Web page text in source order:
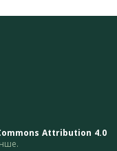
Attribution 4.0